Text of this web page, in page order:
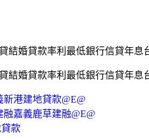
結婚貸款率利最低銀行信貸年
結婚貸款率利最低銀行信貸年
港建地貸款@E@
嘉義鹿草建融@E@
款